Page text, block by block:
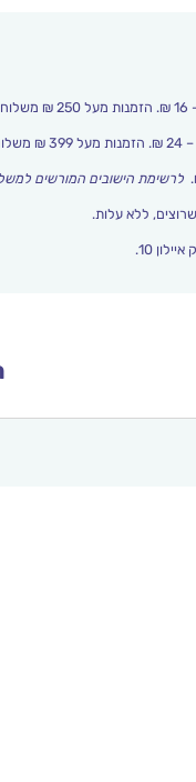
לרשימת הישובים המורשים
ללא עלות.
10.